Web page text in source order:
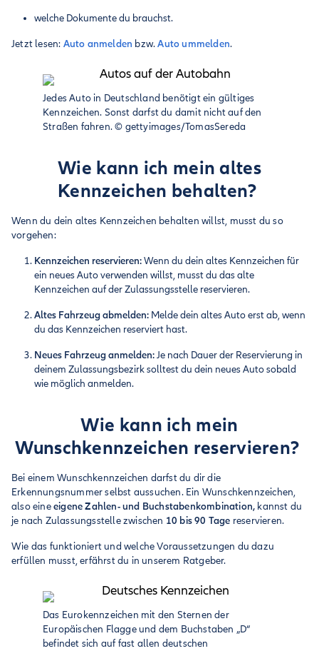
welche Dokumente du brauchst.
Jetzt lesen: Auto anmelden bzw.Auto ummelden.
Jedes Auto in Deutschland benötigt ein gültiges
Kennzeichen. Sonst darfst du damit nicht auf den
Straßen fahren.© gettyimages/TomasSereda
Wie kann ich mein altes
Kennzeichen behalten?
Wenn du dein altes Kennzeichen behalten willst, musst du so
vorgehen:
Kennzeichen reservieren:Wenn du dein altes Kennzeichen für
ein neues Auto verwenden willst, musst du das alte
Kennzeichen auf der Zulassungsstelle reservieren.
Altes Fahrzeug abmelden: Melde dein altes Auto erst ab, wenn
du das Kennzeichen reserviert hast.
Neues Fahrzeug anmelden:Je nach Dauer der Reservierung in
deinem Zulassungsbezirk solltest du dein neues Auto sobald
wie möglich anmelden.
Wie kann ich mein
Wunschkennzeichen reservieren?
Bei einem Wunschkennzeichen darfst du dir die
Erkennungsnummer selbst aussuchen. Ein Wunschkennzeichen,
also eineeigene Zahlen- und Buchstabenkombination, kannst du
je nach Zulassungsstelle zwischen 10 bis 90 Tage reservieren.
Wie das funktioniert und welche Voraussetzungen du dazu
erfüllen musst, erfährst du in unserem Ratgeber.
Das Eurokennzeichen mit den Sternen der
Europäischen Flagge und dem Buchstaben „D“
befindet sich auf fast allen deutschen